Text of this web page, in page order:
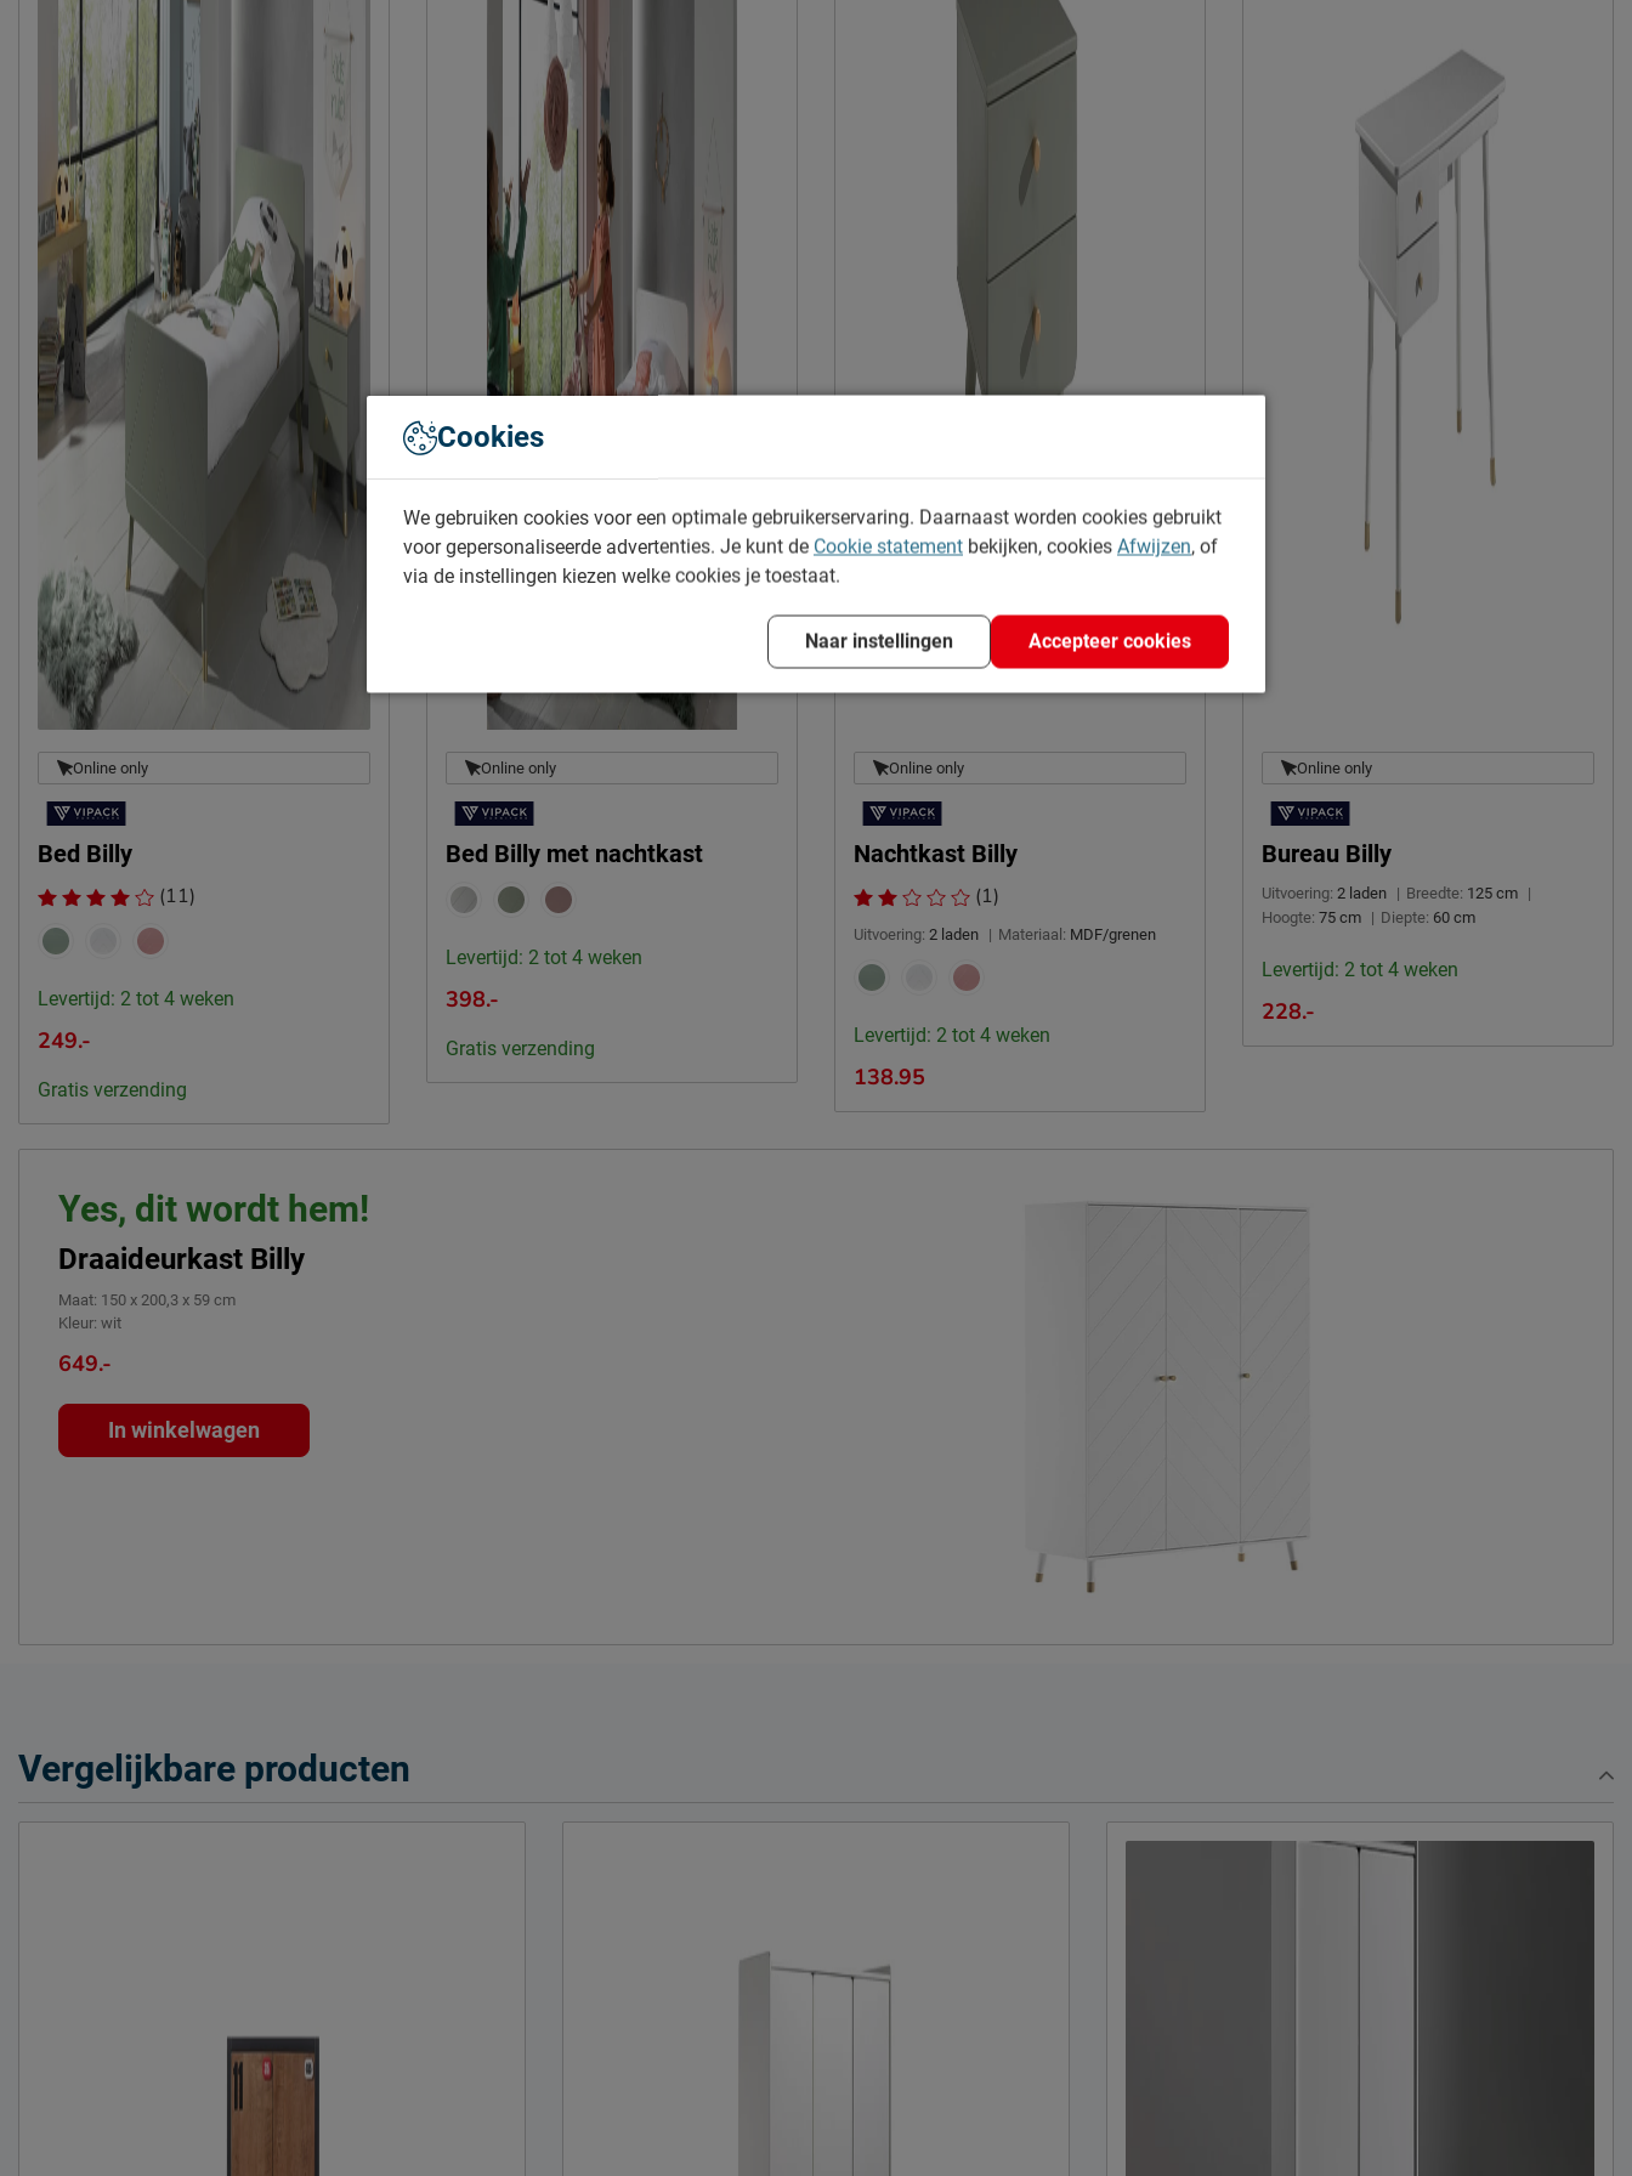
Meulebeeksestraat 51, 8710, Wielsbeke,
sales@vipack.be
Online only
Bed Billy
(11)
Levertijd: 2 tot 4 weken
249.-
Gratis verzending
Online only
Bed Billy met nachtkast
Levertijd: 2 tot 4 weken
398.-
Gratis verzending
Online only
Nachtkast Billy
(1)
Uitvoering: 2 laden | Materiaal: MDF/grenen
Levertijd: 2 tot 4 weken
138.95
Online only
Bureau Billy
Uitvoering: 2 laden | Breedte: 125 cm |
Hoogte: 75 cm | Diepte: 60 cm
Levertijd: 2 tot 4 weken
228.-
Yes, dit wordt hem!
Draaideurkast Billy
Maat: 150 x 200,3 x 59 cm
Kleur: wit
649.-
In winkelwagen
Vergelijkbare producten
Cookies
We gebruiken cookies voor een optimale gebruikerservaring. Daarnaast worden cookies gebruikt
voor gepersonaliseerde advertenties. Je kunt de Cookie statement bekijken, cookies Afwijzen, of
via de instellingen kiezen welke cookies je toestaat.
Naar instellingen Accepteer cookies